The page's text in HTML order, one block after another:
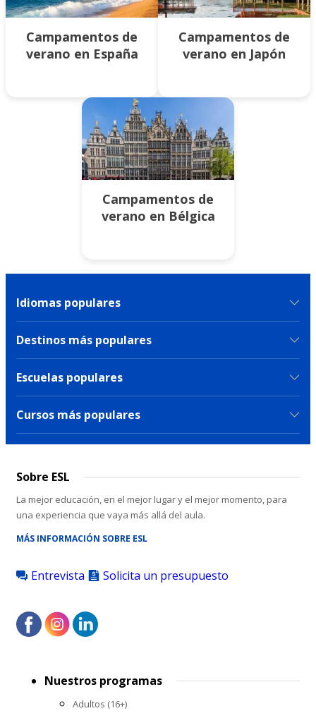
Campamentos de
verano en España
Campamentos de
verano en Japón
Campamentos de
verano en Bélgica
Idiomas populares
Destinos más populares
Escuelas populares
Cursos más populares
Sobre ESL
La mejor educación, en el mejor lugar y el mejor momento, para
una experiencia que vaya más allá del aula.
MÁS INFORMACIÓN SOBRE ESL
Entrevista Solicita un presupuesto
menuNuestros programas
Adultos (16+)